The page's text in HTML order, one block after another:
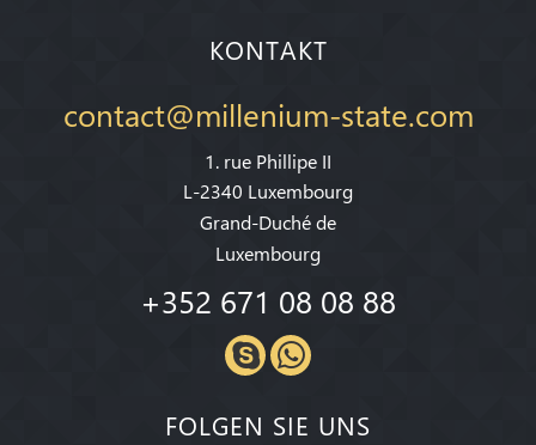
KONTAKT
contact@millenium-state.com
1. rue Phillipe II
L-2340 Luxembourg
Grand-Duché de
Luxembourg
+352 671 08 08 88
FOLGEN SIE UNS